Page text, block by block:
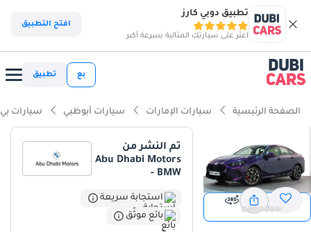
تطبيق دوبي كارز
اعثر على سيارتك المثالية بسرعة أكبر
افتح التطبيق
بع تطبيق
الصفحة الرئيسية سيارات الإمارات سيارات أبوظبي سيارات بي
عرض 360
عرض
تم النشر من
Abu Dhabi Motors
- BMW
استجابة سريعة
بائع موثّق